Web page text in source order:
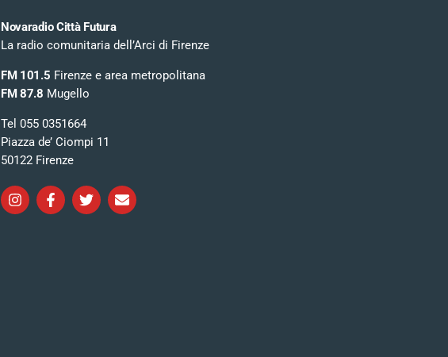
Novaradio Città Futura
La radio comunitaria dell’Arci di Firenze
FM 101.5 Firenze e area metropolitana
FM 87.8 Mugello
Tel 055 0351664
Piazza de’ Ciompi 11
50122 Firenze